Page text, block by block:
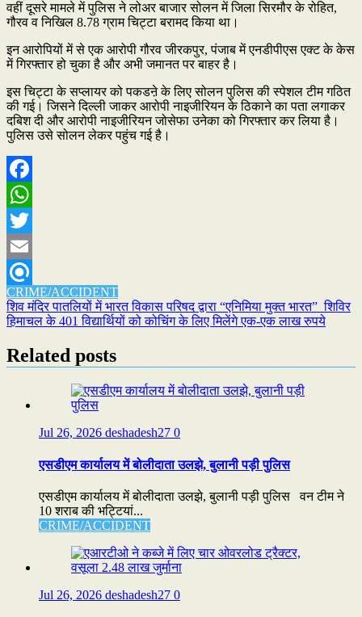
वहीं दूसरे मामले में पुलिस ने लोअर बाजार सोलन में जिला सिरमौर के रोहित,
गौरव व निखिल 8.78 ग्राम चिट्टा बरामद किया था।
इन आरोपियों में से एक आरोपी गौरव जीरकपुर, पंजाब में एनडीपीएस एक्ट के केस
में गिरफ्तार हो चुका है और अभी जमानत पर बाहर है।
इस चिट्टा के सप्लायर को पकडऩे के लिए सोलन पुलिस की स्पेशल टीम गठित
की गई। जिसने दिल्ली जाकर आरोपी नाइजीरियन के ठिकाने का पता लगाकर
दबिश दी और आरोपी नाइजीरियन जोसेफा उनेका को गिरफ्तार कर लिया है।
पुलिस उसे सोलन लेकर पहुंच गई है।
Facebook
WhatsApp
Twitter
Email
Refind
CRIME/ACCIDENT
Post
navigation
शिव मंदिर पातलियों में भारत विकास परिषद द्वारा “एनिमिया मुक्त भारत” शिविर
हिमाचल के 401 विद्यार्थियों को कोचिंग के लिए मिलेंगे एक-एक लाख रुपये
Related posts
Jul 26, 2026 deshadesh27 0
एसडीएम कार्यालय में बोलीदाता उलझे, बुलानी पड़ी पुलिस
एसडीएम कार्यालय में बोलीदाता उलझे, बुलानी पड़ी पुलिस वन टीम ने
10 शराब की भट्टियां...
CRIME/ACCIDENT
Jul 26, 2026 deshadesh27 0